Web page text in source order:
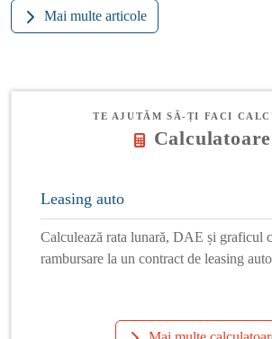
Mai multe articole
TE AJUTĂM SĂ-ȚI FACI
Calculatoare
Leasing auto
Calculează rata lunară, DAE și graficul
rambursare la un contract de leasing auto